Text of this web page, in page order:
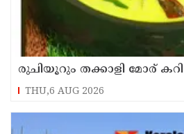
രുചിയൂറും തക്കാളി മോര് കറി
THU,6 AUG 2026